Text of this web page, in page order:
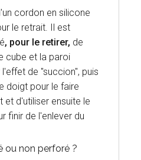
cordon en silicone
le retrait. Il est
, pour le retirer, de
cube et la paroi
de "succion", puis
doigt pour le faire
d'utiliser ensuite le
finir de l'enlever du
ou non perforé ?